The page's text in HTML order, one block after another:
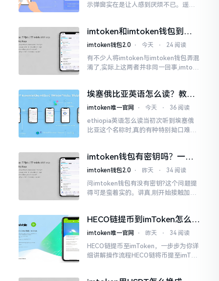
示弹窗实在是让人感到厌烦不已。遥想
人心里慌慌张张的。
imtoken和imtoken钱包到底
啥区别 一文说清楚
imtoken钱包2.0 ⋅ 今天 ⋅ 24 阅读
有不少人将imtoken与imtoken钱包弄混
淆了,实际上这两者并非同一回事,imtoke
埃塞俄比亚英语怎么读？教你
轻松记住正确发音
imtoken唯一官网 ⋅ 今天 ⋅ 36 阅读
ethiopia英语怎么读当初次听到埃塞俄
比亚这个名称时,真的有种特别拗口难读
慢弄明白,事实上它并非像一开始想的那
么难懂。
imtoken钱包有密钥吗？一文
说清楚助记词和私钥
imtoken钱包2.0 ⋅ 昨天 ⋅ 34 阅读
问imtoken钱包有没有密钥?这个问题提
得可是蛮着实的。讲真,刚开始接触加密
HECO链提币到imToken怎么操
作？手把手教你轻松完成转账
imtoken唯一官网 ⋅ 昨天 ⋅ 34 阅读
HECO链提币至imToken，一步步为你详
细讲解操作流程HECO链将币提至imTok